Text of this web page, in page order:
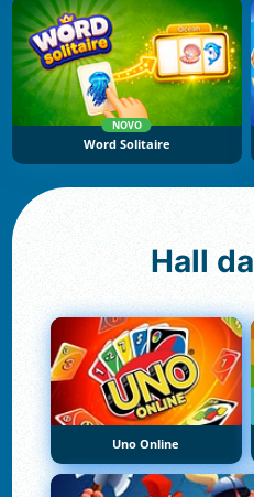
NOVO
Word Solitaire
Hall da
Uno Online